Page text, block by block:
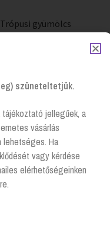
gyümölcs
Hétfőtől -
szüneteltetjük.
jellegűek, a
vásárlás
lehetséges. Ha
vagy kérdése
elérhetőségeinken